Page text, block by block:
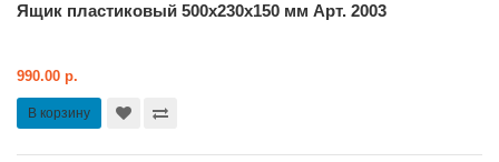
Ящик пластиковый 500x230x150 мм Арт. 2003
990.00 р.
В корзину